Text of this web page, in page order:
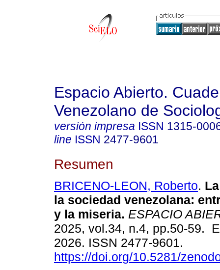
Espacio Abierto.
Venezolano de
versión impresa ISSN 1315-
line ISSN 2477-9601
Resumen
BRICENO-LEON, Roberto.
la sociedad venezolana:
y la miseria. ESPACIO
2025, vol.34, n.4, pp.50-59.
2026. ISSN 2477-9601.
https://doi.org/10.5281/